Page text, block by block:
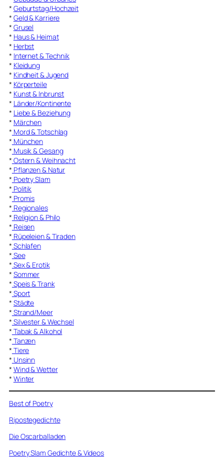
* Geburtstag/Hochzeit
* Geld & Karriere
* Grusel
* Haus & Heimat
* Herbst
* Internet & Technik
* Kleidung
* Kindheit & Jugend
* Körperteile
* Kunst & Inbrunst
* Länder/Kontinente
* Liebe & Beziehung
* Märchen
* Mord & Totschlag
* München
* Musik & Gesang
* Ostern & Weihnacht
* Pflanzen & Natur
* Poetry Slam
* Politik
* Promis
* Regionales
* Religion & Philo
* Reisen
* Rüpeleien & Tiraden
* Schlafen
* See
* Sex & Erotik
* Sommer
* Speis & Trank
* Sport
* Städte
* Strand/Meer
* Silvester & Wechsel
* Tabak & Alkohol
* Tanzen
* Tiere
* Unsinn
* Wind & Wetter
* Winter
Best of Poetry
Ripostegedichte
Die Oscarballaden
Poetry Slam Gedichte & Videos